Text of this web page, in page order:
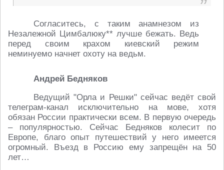
Согласитесь, с таким анамнезом из
Незалежной Цимбалюку** лучше бежать. Ведь
перед своим крахом киевский режим
неминуемо начнет охоту на ведьм.
Андрей Бедняков
Ведущий "Орла и Решки" сейчас ведёт свой
телеграм-канал исключительно на мове, хотя
обязан России практически всем. В первую очередь
– популярностью. Сейчас Бедняков колесит по
Европе, благо опыт путешествий у него имеется
огромный. Въезд в Россию ему запрещён на 50
лет…